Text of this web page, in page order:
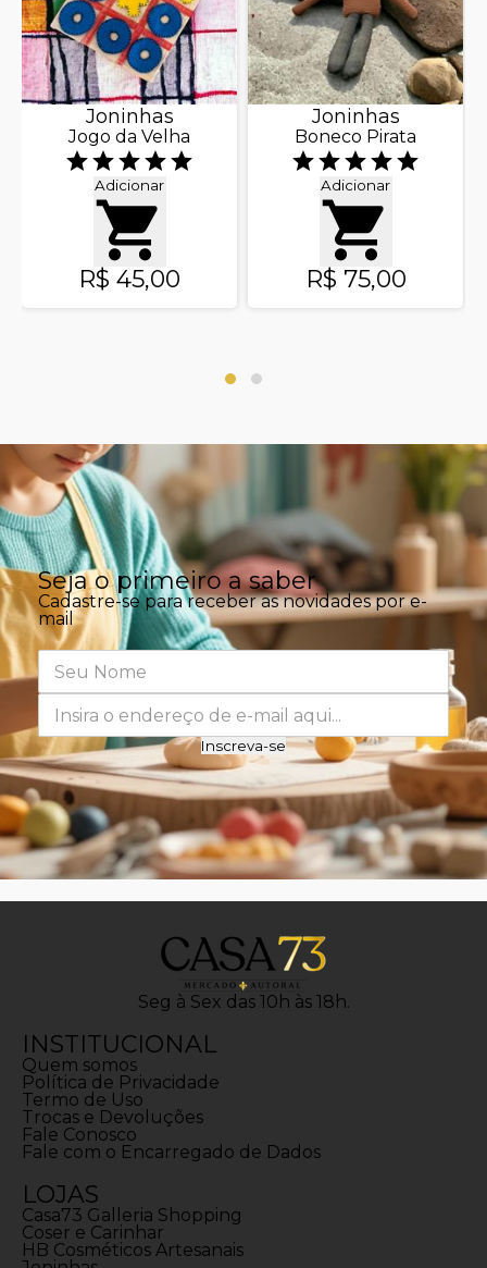
Joninhas
Jogo da Velha
R$ 45,00
Joninhas
Boneco Pirata
R$ 75,00
Seja o primeiro a saber
Cadastre-se para receber as novidades por e-
mail
Inscreva-se
Seg à Sex das 10h às 18h.
INSTITUCIONAL
Quem somos
Política de Privacidade
Termo de Uso
Trocas e Devoluções
Fale Conosco
Fale com o Encarregado de Dados
LOJAS
Casa73 Galleria Shopping
Coser e Carinhar
HB Cosméticos Artesanais